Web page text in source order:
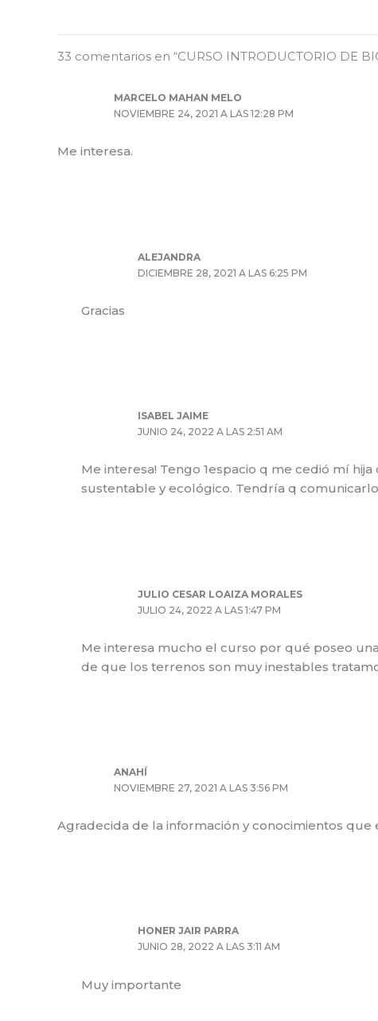
33 comentarios en “CURSO INTRODUCTORIO DE
MARCELO MAHAN MELO
NOVIEMBRE 24, 2021 A LAS 12:28 PM
Me interesa.
ALEJANDRA
DICIEMBRE 28, 2021 A LAS 6:25 PM
Gracias
ISABEL JAIME
JUNIO 24, 2022 A LAS 2:51 AM
Me interesa! Tengo 1espacio q me cedió mí
sustentable y ecológico. Tendría q
JULIO CESAR LOAIZA MORALES
JULIO 24, 2022 A LAS 1:47 PM
Me interesa mucho el curso por qué poseo
de que los terrenos son muy inestables
ANAHÍ
NOVIEMBRE 27, 2021 A LAS 3:56 PM
Agradecida de la información y conocimientos
HONER JAIR PARRA
JUNIO 28, 2022 A LAS 3:11 AM
Muy importante